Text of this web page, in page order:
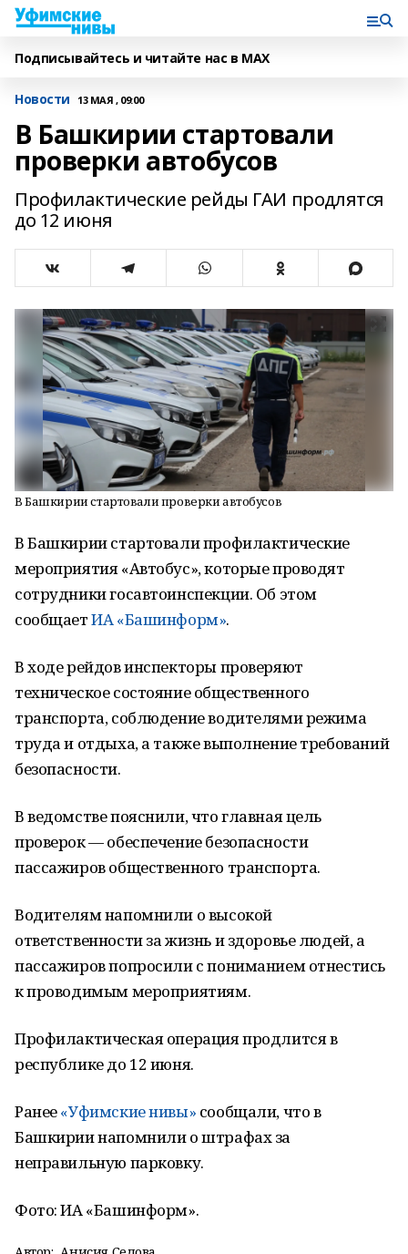
Подписывайтесь и читайте нас в MAX
Новости 13 МАЯ , 09:00
В Башкирии стартовали
проверки автобусов
Профилактические рейды ГАИ продлятся
до 12 июня
В Башкирии стартовали проверки автобусов
В Башкирии стартовали профилактические
мероприятия «Автобус», которые проводят
сотрудники госавтоинспекции. Об этом
сообщаетИА «Башинформ».
В ходе рейдов инспекторы проверяют
техническое состояние общественного
транспорта, соблюдение водителями режима
труда и отдыха, а также выполнение требований
безопасности.
В ведомстве пояснили, что главная цель
проверок — обеспечение безопасности
пассажиров общественного транспорта.
Водителям напомнили о высокой
ответственности за жизнь и здоровье людей, а
пассажиров попросили с пониманием отнестись
к проводимым мероприятиям.
Профилактическая операция продлится в
республике до 12 июня.
Ранее«Уфимские нивы» сообщали, что в
Башкирии напомнили о штрафах за
неправильную парковку.
Фото: ИА «Башинформ».